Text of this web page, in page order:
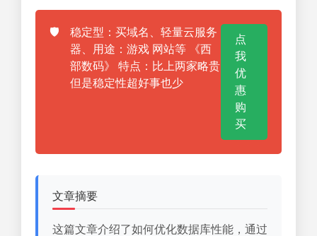
🛡️
稳定型：买域名、轻量云服务
器、用途：游戏 网站等 《西
部数码》 特点：比上两家略贵
但是稳定性超好事也少
点
我
优
惠
购
买
文章摘要
这篇文章介绍了如何优化数据库性能，通过